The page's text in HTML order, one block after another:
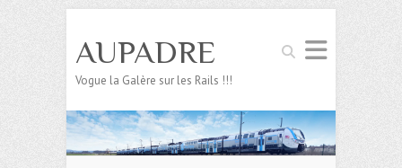
Search
AUPADRE
Vogue la Galère sur les Rails !!!